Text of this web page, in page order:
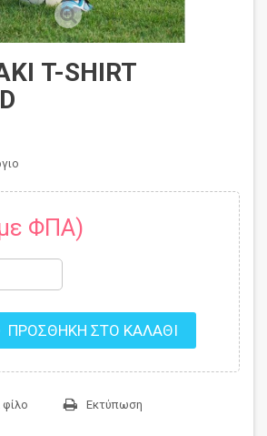
T-SHIRT
ΦΠΑ)
ΠΡΟΣΘΉΚΗ ΣΤΟ ΚΑΛΆΘΙ
φίλο Εκτύπωση